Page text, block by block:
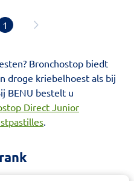
1
Bronchostop biedt
droge kriebelhoest als bij
BENU bestelt u
Direct Junior
.